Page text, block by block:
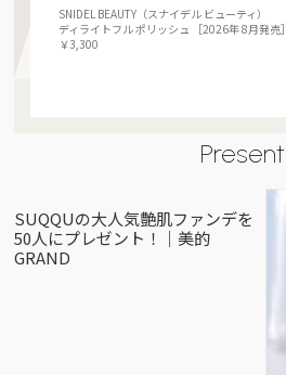
SNIDEL BEAUTY（スナイデル ビューティ）
ディライトフル ポリッシュ ［2026年 8月発売］
￥3,300
Present
SUQQUの大人気艶肌ファンデを
50人にプレゼント！｜美的
GRAND